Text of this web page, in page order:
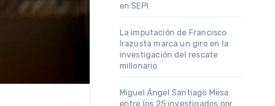
en SEPI
La imputación de Francisco
Irazusta marca un giro en la
investigación del rescate
millonario
Miguel Ángel Santiago Mesa
entre los 25 investigados por